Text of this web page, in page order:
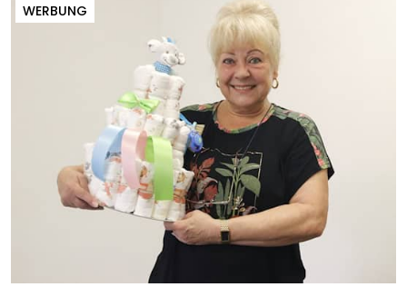
WERBUNG